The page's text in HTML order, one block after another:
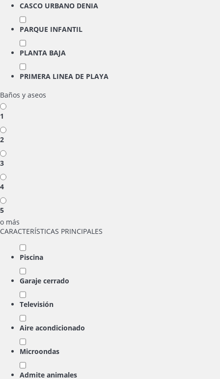
CASCO URBANO DENIA
PARQUE INFANTIL
PLANTA BAJA
PRIMERA LINEA DE PLAYA
Baños y aseos
1
2
3
4
5
o más
CARACTERÍSTICAS PRINCIPALES
Piscina
Garaje cerrado
Televisión
Aire acondicionado
Microondas
Admite animales